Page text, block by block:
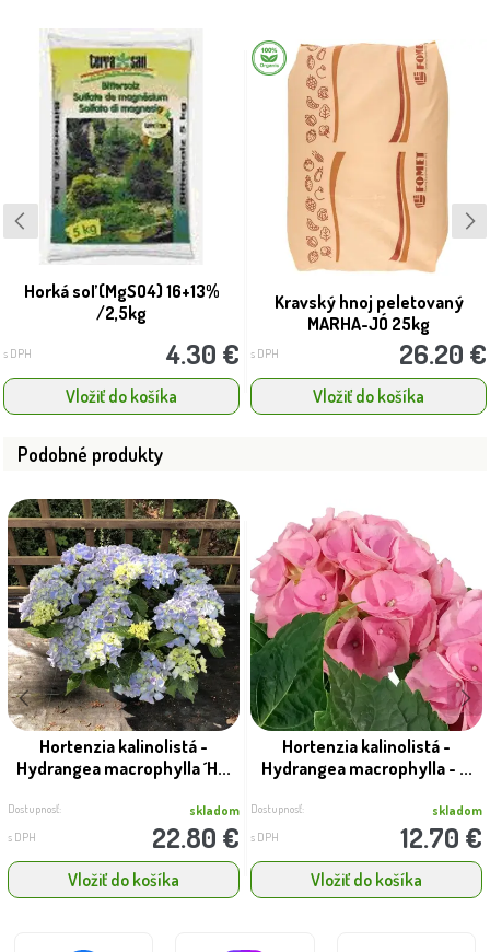
Horká soľ (MgSO4) 16+13%
/2,5kg
s DPH 4.30 €
Vložiť do košíka
Kravský hnoj peletovaný
MARHA-JÓ 25kg
s DPH 26.20 €
Vložiť do košíka
Podobné produkty
Hortenzia kalinolistá -
Hydrangea macrophylla ´H...
Dostupnosť: skladom
s DPH 22.80 €
Vložiť do košíka
Hortenzia kalinolistá -
Hydrangea macrophylla - ...
Dostupnosť: skladom
s DPH 12.70 €
Vložiť do košíka